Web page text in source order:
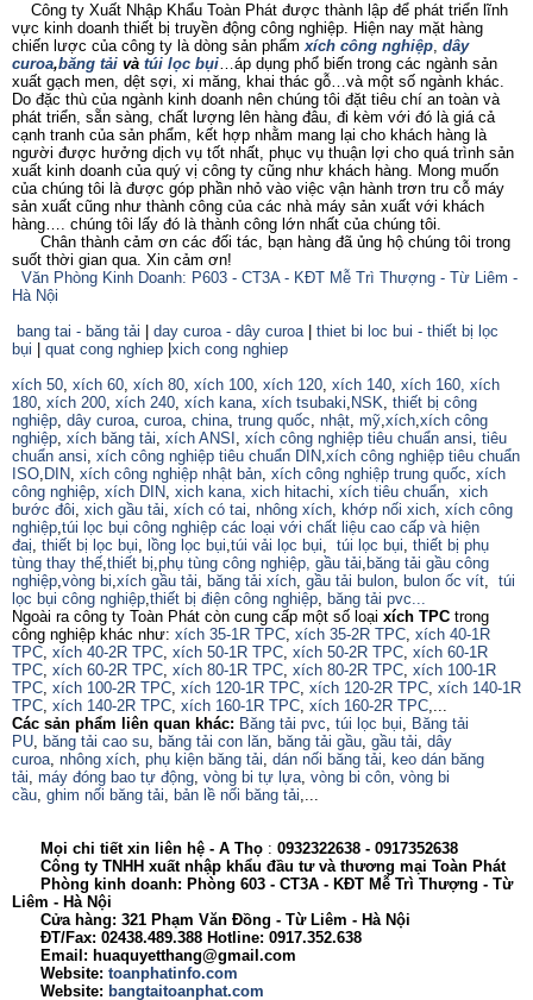
Công ty Xuất Nhập Khẩu Toàn Phát được thành lập để phát triển lĩnh
vực kinh doanh thiết bị truyền động công nghiệp. Hiện nay mặt hàng
chiến lược của công ty là dòng sản phẩm xích công nghiệp, dây
curoa,băng tải và túi lọc bụi…áp dụng phổ biến trong các ngành sản
xuất gạch men, dệt sợi, xi măng, khai thác gỗ…và một số ngành khác.
Do đặc thù của ngành kinh doanh nên chúng tôi đặt tiêu chí an toàn và
phát triển, sẵn sàng, chất lượng lên hàng đâu, đi kèm với đó là giá cả
cạnh tranh của sản phẩm, kết hợp nhằm mang lại cho khách hàng là
người được hưởng dịch vụ tốt nhất, phục vụ thuận lợi cho quá trình sản
xuất kinh doanh của quý vị công ty cũng như khách hàng. Mong muốn
của chúng tôi là được góp phần nhỏ vào việc vận hành trơn tru cỗ máy
sản xuất cũng như thành công của các nhà máy sản xuất với khách
hàng…. chúng tôi lấy đó là thành công lớn nhất của chúng tôi.
Chân thành cảm ơn các đối tác, bạn hàng đã ủng hộ chúng tôi trong
suốt thời gian qua. Xin cảm ơn!
Văn Phòng Kinh Doanh: P603 - CT3A - KĐT Mễ Trì Thượng - Từ Liêm -
Hà Nội
bang tai - băng tải
day curoa - dây curoa| thiet bi loc bui - thiết bị lọc
bụi
quat cong nghiep xich cong nghiep
xích 50, xích 60, xích 80, xích 100, xích 120, xích 140, xích 160, xích
180, xích 200, xích 240, xích kana, xích tsubaki, NSK, thiết bị công
nghiệp, dây curoa, curoa, china, trung quốc, nhật, mỹ,xích,xích công
nghiệp, xích băng tải, xích ANSI , xích công nghiệp tiêu chuẩn ansi, tiêu
chuẩn ansi, xích công nghiệp tiêu chuẩn DIN,xích công nghiệp tiêu chuẩn
ISO, DIN, xích công nghiệp nhật bản, xích công nghiệp trung quốc, xích
công nghiệp, xích DIN, xich kana, xich hitachi, xích tiêu chuẩn, xich
bước đôi, xich gầu tải, xích có tai, nhông xích, khớp nối xich, xích công
nghiệp,túi lọc bụi công nghiệp các loại với chất liệu cao cấp và hiện
đaị, thiết bị lọc bụi, lồng lọc bụi,túi vải lọc bụi, túi lọc bụi, thiết bị phụ
tùng thay thế,thiết bị,phụ tùng công nghiệp, gầu tải, băng tải gầu công
nghiệp,vòng bi,xích gầu tải, băng tải xích, gầu tải bulon, bulon ốc vít, túi
lọc bụi công nghiệp,thiết bị điện công nghiệp, băng tải pvc...
Ngoài ra công ty Toàn Phát còn cung cấp một số loại xích TPC trong
công nghiệp khác như: xích 35-1R TPC, xích 35-2R TPC, xích 40-1R
TPC, xích 40-2R TPC, xích 50-1R TPC, xích 50-2R TPC, xích 60-1R
TPC, xích 60-2R TPC, xích 80-1R TPC, xích 80-2R TPC, xích 100-1R
TPC, xích 100-2R TPC, xích 120-1R TPC, xích 120-2R TPC, xích 140-1R
TPC, xích 140-2R TPC, xích 160-1R TPC, xích 160-2R TPC,...
Các sản phẩm liên quan khác: Băng tải pvc, túi lọc bụi, Băng tải
PU, băng tải cao su, băng tải con lăn, băng tải gầu, gầu tải, dây
curoa, nhông xích, phụ kiện băng tải, dán nối băng tải, keo dán băng
tải, máy đóng bao tự động, vòng bi tự lựa, vòng bi côn, vòng bi
cầu, ghim nối băng tải, bản lề nối băng tải,...
Mọi chi tiết xin liên hệ - A Thọ : 0932322638 - 0917352638
Công ty TNHH xuất nhập khẩu đầu tư và thương mại Toàn Phát
Phòng kinh doanh: Phòng 603 - CT3A - KĐT Mễ Trì Thượng - Từ
Liêm - Hà Nội
Cửa hàng: 321 Phạm Văn Đồng - Từ Liêm - Hà Nội
ĐT/Fax: 02438.489.388 Hotline: 0917.352.638
Email: huaquyetthang@gmail.com
Website: toanphatinfo.com
Website: bangtaitoanphat.com